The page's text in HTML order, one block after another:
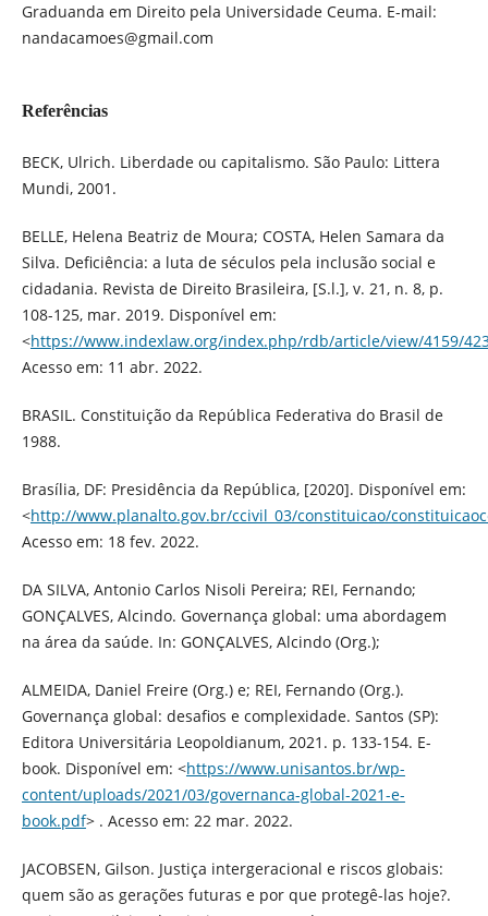
Graduanda em Direito pela Universidade Ceuma. E-mail:
nandacamoes@gmail.com
Referências
BECK, Ulrich. Liberdade ou capitalismo. São Paulo: Littera
Mundi, 2001.
BELLE, Helena Beatriz de Moura; COSTA, Helen Samara da
Silva. Deficiência: a luta de séculos pela inclusão social e
cidadania. Revista de Direito Brasileira, [S.l.], v. 21, n. 8, p.
108-125, mar. 2019. Disponível em:
<https://www.indexlaw.org/index.php/rdb/article/view/4159/
Acesso em: 11 abr. 2022.
BRASIL. Constituição da República Federativa do Brasil de
1988.
Brasília, DF: Presidência da República, [2020]. Disponível em:
<http://www.planalto.gov.br/ccivil_03/constituicao/
Acesso em: 18 fev. 2022.
DA SILVA, Antonio Carlos Nisoli Pereira; REI, Fernando;
GONÇALVES, Alcindo. Governança global: uma abordagem
na área da saúde. In: GONÇALVES, Alcindo (Org.);
ALMEIDA, Daniel Freire (Org.) e; REI, Fernando (Org.).
Governança global: desafios e complexidade. Santos (SP):
Editora Universitária Leopoldianum, 2021. p. 133-154. E-
book. Disponível em: <https://www.unisantos.br/wp-
content/uploads/2021/03/governanca-global-2021-e-
book.pdf> . Acesso em: 22 mar. 2022.
JACOBSEN, Gilson. Justiça intergeracional e riscos globais:
quem são as gerações futuras e por que protegê-las hoje?.